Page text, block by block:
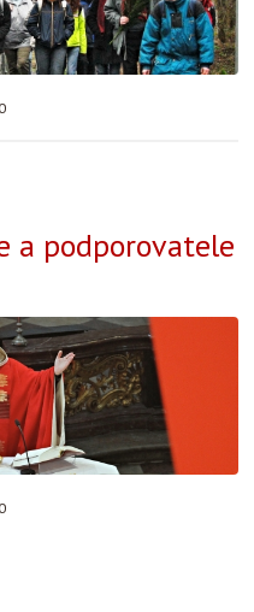
a podporovatele